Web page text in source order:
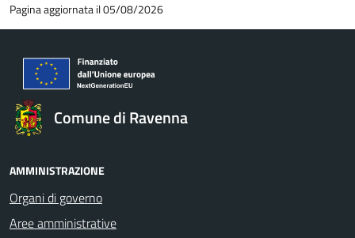
Pagina aggiornata il 05/08/2026
Comune di Ravenna
AMMINISTRAZIONE
Organi di governo
Aree amministrative